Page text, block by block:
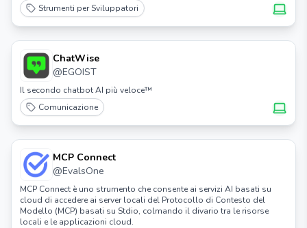
Strumenti per Sviluppatori
ChatWise
@EGOIST
Il secondo chatbot AI più veloce™
Comunicazione
MCP Connect
@EvalsOne
MCP Connect è uno strumento che consente ai servizi AI basati su
cloud di accedere ai server locali del Protocollo di Contesto del
Modello (MCP) basati su Stdio, colmando il divario tra le risorse
locali e le applicazioni cloud.